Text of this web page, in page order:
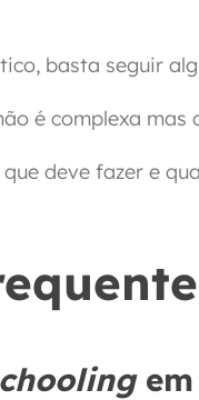
basta seguir
é complexa mas
deve fazer e
em